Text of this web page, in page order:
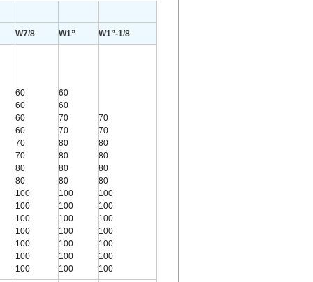
W7/8 W1” W1”-1/8
60
60
60
60
70
70
80
80
100
100
100
100
100
100
100
60
60
70
70
80
80
80
80
100
100
100
100
100
100
100
70
70
80
80
80
80
100
100
100
100
100
100
100